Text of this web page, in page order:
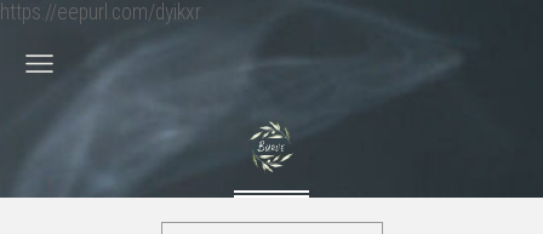
https://eepurl.com/dyikxr